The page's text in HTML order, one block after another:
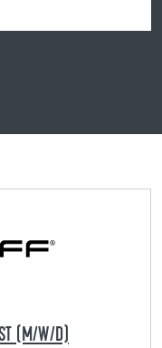
(M/W/D)